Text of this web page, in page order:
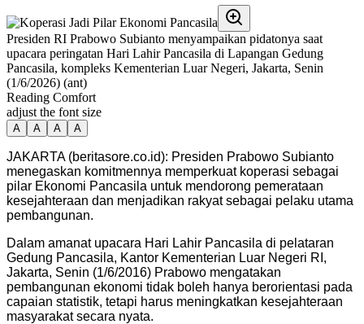
Presiden RI Prabowo Subianto menyampaikan pidatonya saat
upacara peringatan Hari Lahir Pancasila di Lapangan Gedung
Pancasila, kompleks Kementerian Luar Negeri, Jakarta, Senin
(1/6/2026) (ant)
Reading Comfort
adjust the font size
A A A A
JAKARTA (beritasore.co.id): Presiden Prabowo Subianto
menegaskan komitmennya memperkuat koperasi sebagai
pilar Ekonomi Pancasila untuk mendorong pemerataan
kesejahteraan dan menjadikan rakyat sebagai pelaku utama
pembangunan.
Dalam amanat upacara Hari Lahir Pancasila di pelataran
Gedung Pancasila, Kantor Kementerian Luar Negeri RI,
Jakarta, Senin (1/6/2016) Prabowo mengatakan
pembangunan ekonomi tidak boleh hanya berorientasi pada
capaian statistik, tetapi harus meningkatkan kesejahteraan
masyarakat secara nyata.